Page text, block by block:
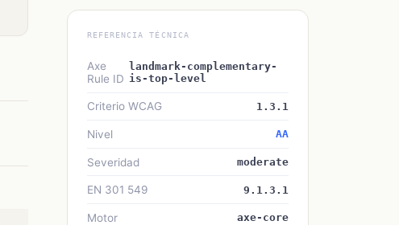
REFERENCIA TÉCNICA
Axe
Rule ID
landmark-complementary-
is-top-level
Criterio WCAG 1.3.1
Nivel AA
Severidad moderate
EN 301 549 9.1.3.1
Motor axe-core